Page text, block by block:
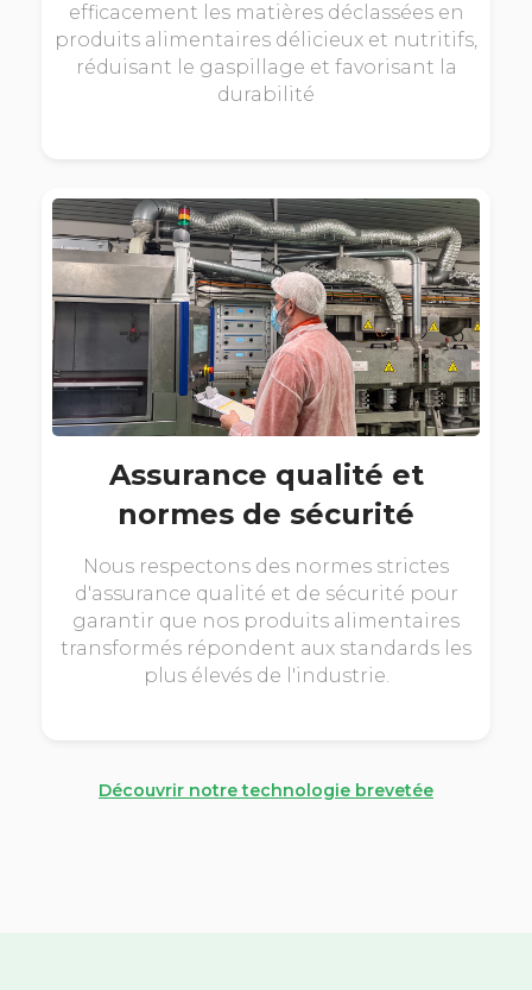
efficacement les matières déclassées en
produits alimentaires délicieux et nutritifs,
réduisant le gaspillage et favorisant la
durabilité
Assurance qualité et
normes de sécurité
Nous respectons des normes strictes
d'assurance qualité et de sécurité pour
garantir que nos produits alimentaires
transformés répondent aux standards les
plus élevés de l'industrie.
Découvrir notre technologie brevetée